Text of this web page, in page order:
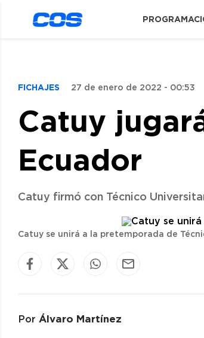
FICHAJES 27 de enero de 2022 - 00:53
Catuy
Ecuador
Catuy firmó con Técnico
Catuy se unirá a la pretemporada de
Por Álvaro Martínez